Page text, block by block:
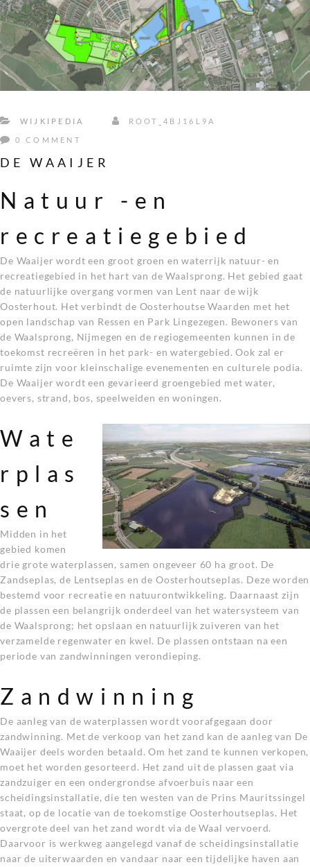
WIJKIPEDIA ROOT_4BJ16L9A
0 COMMENT
DE WAAIJER
Natuur -en
recreatiegebied
De Waaijer wordt een groot groen en waterrijk natuur- en
recreatiegebied in het hart van de Waalsprong. Het gebied gaat
de natuurlijke overgang vormen van Lent naar de wijk
Oosterhout. Het verbindt de Oosterhoutse Waarden met het
open landschap van Ressen en Park Lingezegen. Bewoners van
de Waalsprong, Nijmegen en de regiogemeenten kunnen in de
toekomst recreëren in het park- en watergebied. Ook zal er
ruimte zijn voor kleinschalige evenementen en culturele podia.
De Waaijer wordt een gevarieerd groengebied met water,
oevers, strand, bos, speelweiden en woningen.
Wate
rplas
sen
Midden in het
gebied komen
drie grote waterplassen, samen ongeveer 60 ha groot. De
Zandseplas, de Lentseplas en de Oosterhoutseplas. Deze worden
bestemd voor recreatie en natuurontwikkeling. Daarnaast zijn
de plassen een belangrijk onderdeel van het watersysteem van
de Waalsprong; het opslaan en natuurlijk zuiveren van het
verzamelde regenwater en kwel. De plassen ontstaan na een
periode van zandwinningen verondieping.
Zandwinning
De aanleg van de waterplassen wordt voorafgegaan door
zandwinning. Met de verkoop van het zand kan de aanleg van De
Waaijer deels worden betaald. Om het zand te kunnen verkopen,
moet het worden gesorteerd. Het zand uit de plassen gaat via
zandzuiger en een ondergrondse afvoerbuis naar een
scheidingsinstallatie, die ten westen van de Prins Mauritssingel
staat, op de locatie van de toekomstige Oosterhoutseplas. Het
overgrote deel van het zand wordt via de Waal vervoerd.
Daarvoor is werkweg aangelegd vanaf de scheidingsinstallatie
naar de uiterwaarden en vandaar naar een tijdelijke haven aan